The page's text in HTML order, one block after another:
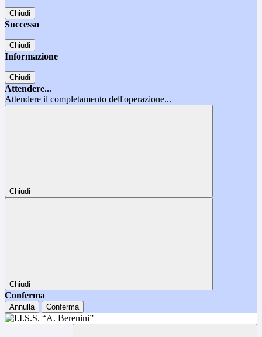
Chiudi
Successo
Chiudi
Informazione
Chiudi
Attendere...
Attendere il completamento dell'operazione...
Chiudi
Chiudi
Conferma
Annulla Conferma